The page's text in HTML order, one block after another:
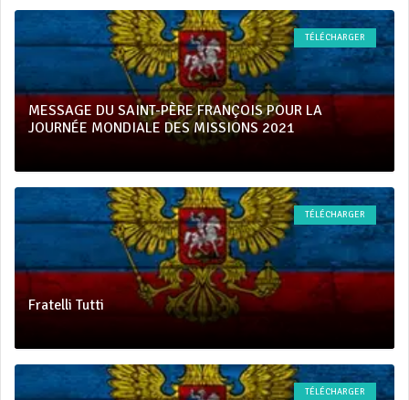
TÉLÉCHARGER
MESSAGE DU SAINT-PÈRE FRANÇOIS POUR LA
JOURNÉE MONDIALE DES MISSIONS 2021
TÉLÉCHARGER
Fratelli Tutti
TÉLÉCHARGER